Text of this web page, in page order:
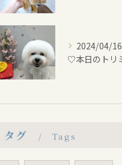
2024/04/16
タグ Tags